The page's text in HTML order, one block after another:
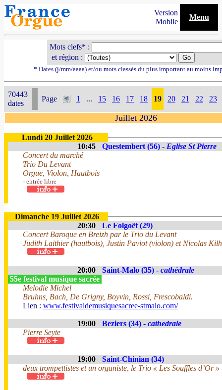
Version
Mobile
Menu
Mots clefs* :
et région :
* Dates (j/mm/aaaa) et/ou mots classés du plus important au moins
70443
dates
Page 1 ... 15 16 17 18 19 20 21 22 23
Juillet 2026
Lundi 20 Juillet 2026
10:45
Questembert (56) - Eglise St Pierre
Concert du marché
Trio Du Levant
Orgue, Violon, Hautbois
- entrée libre
Dimanche 19 Juillet 2026
20:30
Le Folgoët (29)
Concert Baroque en Breizh par le Trio du Levant
Judith Laithier (hautbois), Justin Paviot (violon) et Nicolas
20:00 Saint-Malo (35) - cathédrale
55e festival musique sacrée
Melodie Michel
Bruhns, Bach, De Grigny, Boyvin, Rossi, Frescobaldi.
Lien : www.festivaldemusiquesacree-stmalo.com/
19:00 Beziers (34) - cathedrale
Pierre Seyte
19:00
Saint-Chinian (34)
deux trompettistes et un organiste, le Trio « Les Souffles d’Or »